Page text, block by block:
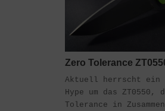
Zero Tolerance
Aktuell herrscht ein
Hype um das ZT0550,
Tolerance in